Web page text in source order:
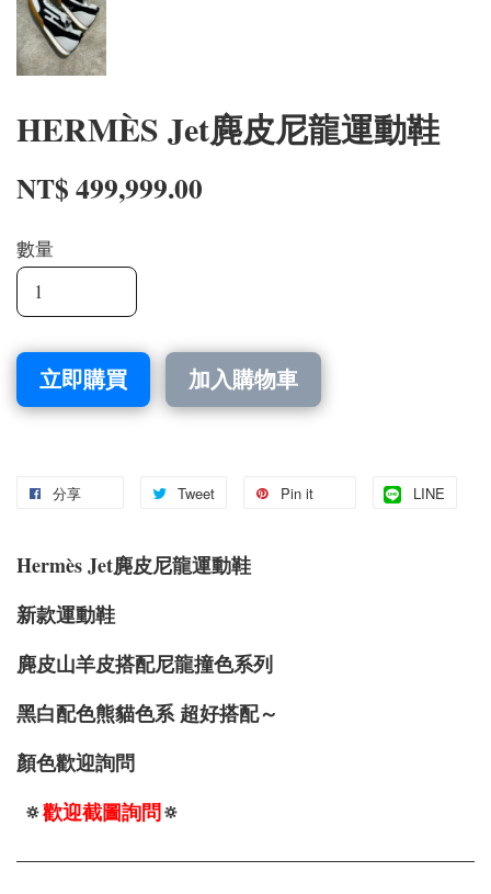
HERMÈS Jet麂皮尼龍運動鞋
NT$ 499,999.00
數量
立即購買 加入購物車
分享 Tweet Pin it LINE
Hermès Jet麂皮尼龍運動鞋
新款運動鞋
麂皮山羊皮搭配尼龍撞色系列
黑白配色熊貓色系 超好搭配～
顏色歡迎詢問
🔅歡迎截圖詢問🔅